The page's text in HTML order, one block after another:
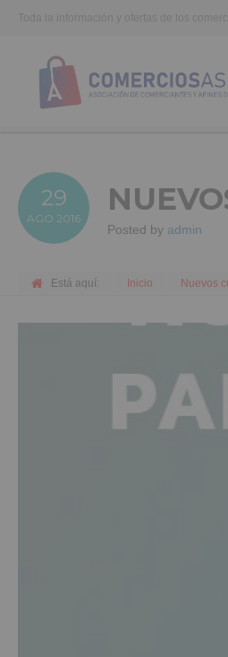
29
AGO 2016
Posted by admin
Está aquí: Inicio Nuevos